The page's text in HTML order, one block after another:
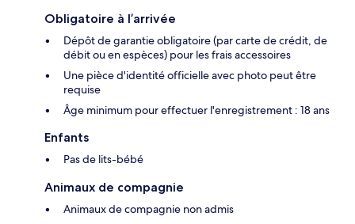
Obligatoire à l’arrivée
Dépôt de garantie obligatoire (par carte de crédit, de
débit ou en espèces) pour les frais accessoires
Une pièce d'identité officielle avec photo peut être
requise
Âge minimum pour effectuer l'enregistrement : 18 ans
Enfants
Pas de lits-bébé
Animaux de compagnie
Animaux de compagnie non admis